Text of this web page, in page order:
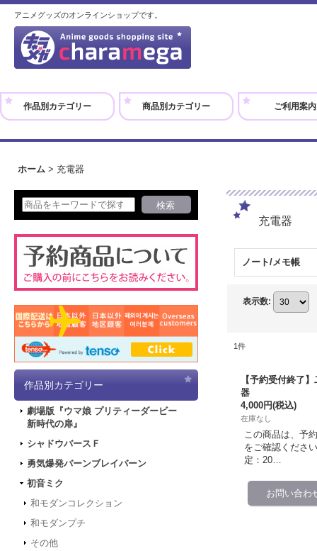
アニメグッズのオンラインショップです。
作品別カテゴリー 商品別カテゴリー ご利用案内
ホーム > 充電器
作品別カテゴリー
劇場版『ウマ娘 プリティーダービー
新時代の扉』
シャドウバースＦ
勇気爆発バーンブレイバーン
初音ミク
和モダンコレクション
和モダンプチ
その他
充電器
ノート/メモ帳
表示数:
1件
【予約受付終了
器
4,000円(税込)
在庫なし
この商品は、予
をご確認くださ
定：20…